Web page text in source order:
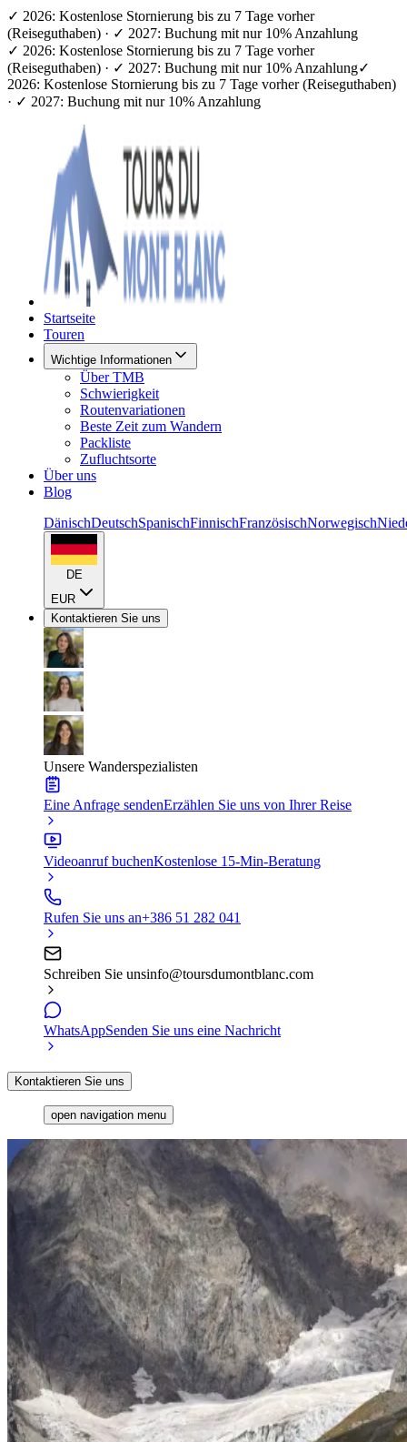
✓ 2026: Kostenlose Stornierung bis zu 7 Tage vorher
(Reiseguthaben) · ✓ 2027: Buchung mit nur 10% Anzahlung
✓ 2026: Kostenlose Stornierung bis zu 7 Tage vorher
(Reiseguthaben) · ✓ 2027: Buchung mit nur 10% Anzahlung✓
2026: Kostenlose Stornierung bis zu 7 Tage vorher (Reiseguthaben)
· ✓ 2027: Buchung mit nur 10% Anzahlung
Startseite
Touren
Wichtige Informationen
Über TMB
Schwierigkeit
Routenvariationen
Beste Zeit zum Wandern
Packliste
Zufluchtsorte
Über uns
Blog
DänischDeutschSpanischFinnischFranzösischNorwegisch
DE
EUR
Kontaktieren Sie uns
Unsere Wanderspezialisten
Eine Anfrage sendenErzählen Sie uns von Ihrer Reise
Videoanruf buchenKostenlose 15-Min-Beratung
Rufen Sie uns an+386 51 282 041
Schreiben Sie unsinfo@toursdumontblanc.com
WhatsAppSenden Sie uns eine Nachricht
Kontaktieren Sie uns
open navigation menu